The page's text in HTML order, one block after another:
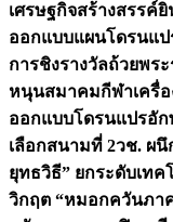
เศรษฐกิจสร้างสรรค์ยิ
ออกแบบแผนโดรนแป
การชิงรางวัลถ้วยพร
หนุนสมาคมกีฬาเครื่
ออกแบบโดรนแปรอัก
เลือกสนามที่ 2วช. ผนึ
ยุทธวิธี” ยกระดับเท
วิกฤต “หมอกควันภา